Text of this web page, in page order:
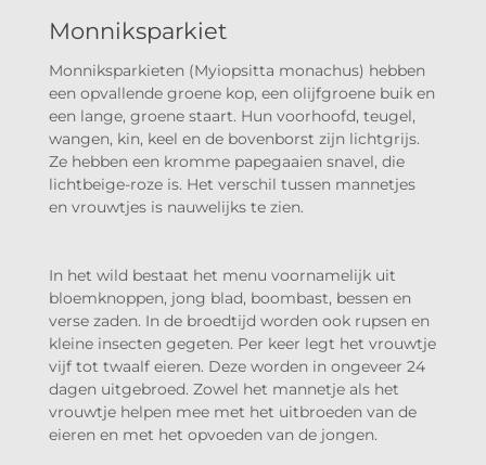
Monniksparkiet
Monniksparkieten (Myiopsitta monachus) hebben
een opvallende groene kop, een olijfgroene buik en
een lange, groene staart. Hun voorhoofd, teugel,
wangen, kin, keel en de bovenborst zijn lichtgrijs.
Ze hebben een kromme papegaaien snavel, die
lichtbeige-roze is. Het verschil tussen mannetjes
en vrouwtjes is nauwelijks te zien.
In het wild bestaat het menu voornamelijk uit
bloemknoppen, jong blad, boombast, bessen en
verse zaden. In de broedtijd worden ook rupsen en
kleine insecten gegeten. Per keer legt het vrouwtje
vijf tot twaalf eieren. Deze worden in ongeveer 24
dagen uitgebroed. Zowel het mannetje als het
vrouwtje helpen mee met het uitbroeden van de
eieren en met het opvoeden van de jongen.